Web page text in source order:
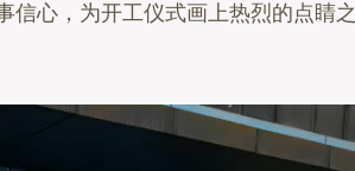
信心，为开工仪式画上热烈的点睛之